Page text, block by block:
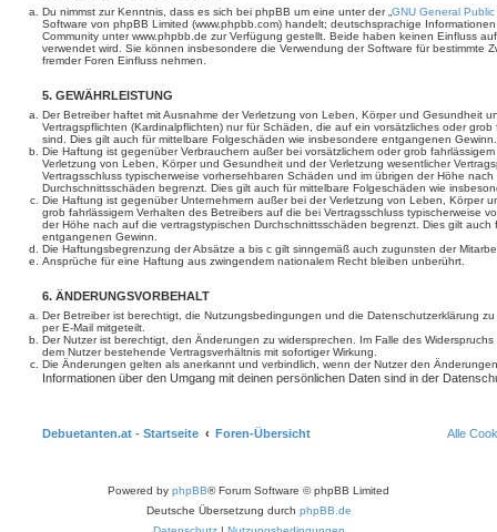
Du nimmst zur Kenntnis, dass es sich bei phpBB um eine unter der „ GNU General
Software von phpBB Limited (www.phpbb.com) handelt; deutschsprachige
Community unter www.phpbb.de zur Verfügung gestellt. Beide haben keinen Einfluss
verwendet wird. Sie können insbesondere die Verwendung der Software für bestimmte
fremder Foren Einfluss nehmen.
5. GEWÄHRLEISTUNG
Der Betreiber haftet mit Ausnahme der Verletzung von Leben, Körper und Gesundheit
Vertragspflichten (Kardinalpflichten) nur für Schäden, die auf ein vorsätzliches oder
sind. Dies gilt auch für mittelbare Folgeschäden wie insbesondere entgangenen Gewinn.
Die Haftung ist gegenüber Verbrauchern außer bei vorsätzlichem oder grob
Verletzung von Leben, Körper und Gesundheit und der Verletzung wesentlicher
Vertragsschluss typischerweise vorhersehbaren Schäden und im übrigen der Höhe
Durchschnittsschäden begrenzt. Dies gilt auch für mittelbare Folgeschäden wie
Die Haftung ist gegenüber Unternehmern außer bei der Verletzung von Leben, Körper
grob fahrlässigem Verhalten des Betreibers auf die bei Vertragsschluss typischerweise
der Höhe nach auf die vertragstypischen Durchschnittsschäden begrenzt. Dies gilt
entgangenen Gewinn.
Die Haftungsbegrenzung der Absätze a bis c gilt sinngemäß auch zugunsten der
Ansprüche für eine Haftung aus zwingendem nationalem Recht bleiben unberührt.
6. ÄNDERUNGSVORBEHALT
Der Betreiber ist berechtigt, die Nutzungsbedingungen und die Datenschutzerklärung
per E-Mail mitgeteilt.
Der Nutzer ist berechtigt, den Änderungen zu widersprechen. Im Falle des
dem Nutzer bestehende Vertragsverhältnis mit sofortiger Wirkung.
Die Änderungen gelten als anerkannt und verbindlich, wenn der Nutzer den
Informationen über den Umgang mit deinen persönlichen Daten sind in der
Debuetanten.at - Startseite Foren-Übersicht Alle
Powered by phpBB® Forum Software © phpBB Limited
Deutsche Übersetzung durch phpBB.de